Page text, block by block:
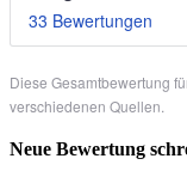
33 Bewertungen
Diese Gesamtbewertung
verschiedenen Quellen.
Neue Bewertung